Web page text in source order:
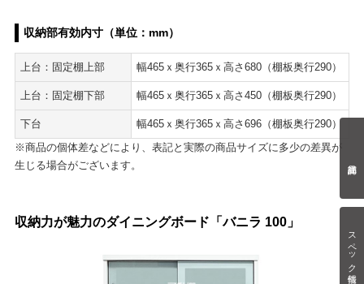
スペック情報
収納部有効内寸（単位：mm）
上台：固定棚上部 幅465ｘ奥行365ｘ高さ680（棚板奥行290）
上台：固定棚下部 幅465ｘ奥行365ｘ高さ450（棚板奥行290）
下台
幅465ｘ奥行365ｘ高さ696（棚板奥行290）
※商品の個体差などにより、表記と実際の商品サイズに多少の差異が
生じる場合がございます。
収納力が魅力のダイニングボード「バニラ 100」